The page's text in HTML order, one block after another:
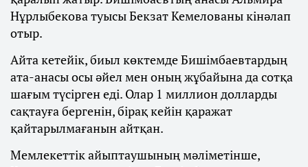
Нұрлыбекова туысы Бекзат Кемелованы кінәлап
отыр.
Айта кетейік, биыл көктемде Бишімбаевтардың
ата-анасы осы әйел мен оның жұбайына да сотқа
шағым түсірген еді. Олар 1 миллион долларды
сақтауға бергенін, бірақ кейін қаражат
қайтарылмағанын айтқан.
Мемлекеттік айыптаушының мәліметінше,